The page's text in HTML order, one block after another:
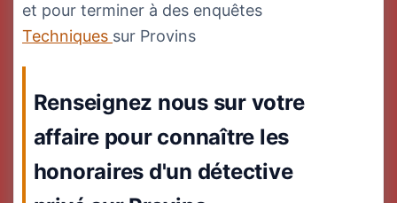
et pour terminer à des enquêtes
Techniques sur Provins
Renseignez nous sur votre
affaire pour connaître les
honoraires d'un détective